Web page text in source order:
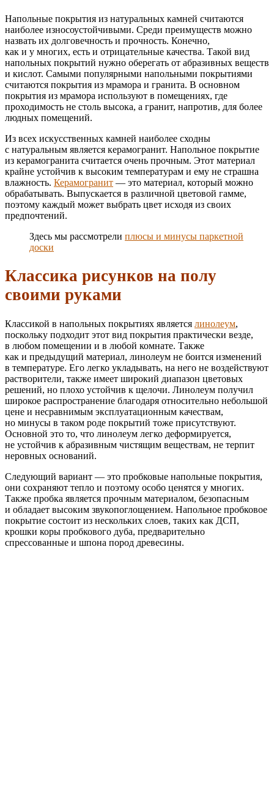
Напольные покрытия из натуральных камней считаются
наиболее износоустойчивыми. Среди преимуществ можно
назвать их долговечность и прочность. Конечно,
как и у многих, есть и отрицательные качества. Такой вид
напольных покрытий нужно оберегать от абразивных веществ
и кислот. Самыми популярными напольными покрытиями
считаются покрытия из мрамора и гранита. В основном
покрытия из мрамора используют в помещениях, где
проходимость не столь высока, а гранит, напротив, для более
людных помещений.
Из всех искусственных камней наиболее сходны
с натуральным является керамогранит. Напольное покрытие
из керамогранита считается очень прочным. Этот материал
крайне устойчив к высоким температурам и ему не страшна
влажность. Керамогранит — это материал, который можно
обрабатывать. Выпускается в различной цветовой гамме,
поэтому каждый может выбрать цвет исходя из своих
предпочтений.
Здесь мы рассмотрели плюсы и минусы паркетной
доски
Классика рисунков на полу
своими руками
Классикой в напольных покрытиях является линолеум,
поскольку подходит этот вид покрытия практически везде,
в любом помещении и в любой комнате. Также
как и предыдущий материал, линолеум не боится изменений
в температуре. Его легко укладывать, на него не воздействуют
растворители, также имеет широкий диапазон цветовых
решений, но плохо устойчив к щелочи. Линолеум получил
широкое распространение благодаря относительно небольшой
цене и несравнимым эксплуатационным качествам,
но минусы в таком роде покрытий тоже присутствуют.
Основной это то, что линолеум легко деформируется,
не устойчив к абразивным чистящим веществам, не терпит
неровных оснований.
Следующий вариант — это пробковые напольные покрытия,
они сохраняют тепло и поэтому особо ценятся у многих.
Также пробка является прочным материалом, безопасным
и обладает высоким звукопоглощением. Напольное пробковое
покрытие состоит из нескольких слоев, таких как ДСП,
крошки коры пробкового дуба, предварительно
спрессованные и шпона пород древесины.